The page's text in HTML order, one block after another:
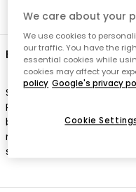
Beskrivelse
Skålen i farven sne
Rörstrand. Designet er
blevet inspireret af hvede,
rart at kombinere med
serie for at skabe en flot
We care about your
We use cookies to
our traffic. You have the
essential cookies while
cookies may affect your
policy Google's privacy
Cookie